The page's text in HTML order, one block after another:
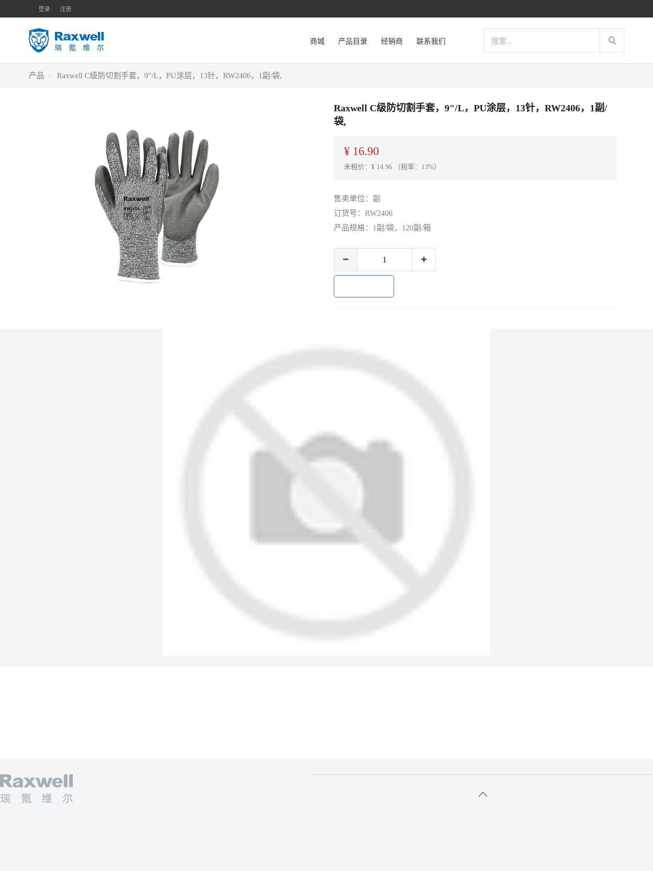
登录 注册
商城 产品目录 经销商 联系我们
产品 Raxwell C级防切割手套，9"/L，PU涂层，13针，RW2406，1副/袋,
Raxwell C级防切割手套，9"/L，PU涂层，13针，RW2406，1副/
袋,
¥ 16.90
未税价：¥ 14.96（税率：13%）
售卖单位： 副
订货号： RW2406
产品规格： 1副/袋，120副/箱